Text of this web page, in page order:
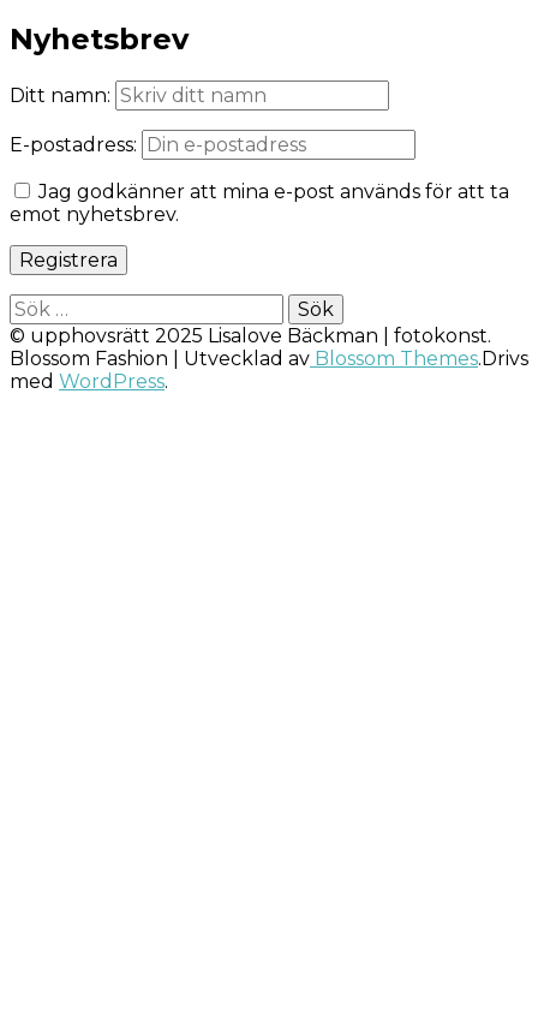
Nyhetsbrev
Ditt namn:
E-postadress:
Jag godkänner att mina e-post används för att ta
emot nyhetsbrev.
Sök
efter:
© upphovsrätt 2025 Lisalove Bäckman | fotokonst.
Blossom Fashion | Utvecklad av Blossom Themes.Drivs
med WordPress.